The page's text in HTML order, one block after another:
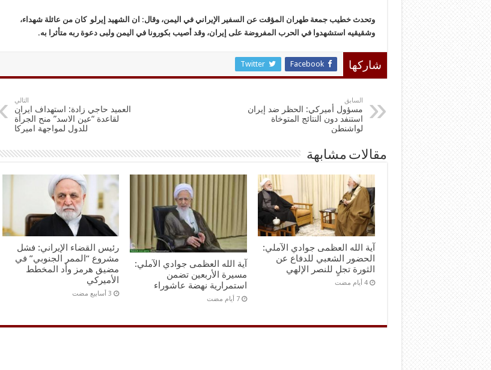
وتحدث خطيب جمعة طهران المؤقت عن السفير الإيراني في اليمن، وقال: ان الشهيد إيرلو كان من عائلة شهداء،
وشقيقيه استشهدوا في الحرب المفروضة على إيران، وقد أصيب بكورونا في اليمن ولبى دعوة ربه متأثرا به.
شاركها Facebook
Twitter
السابق
مسؤول أميركي: الحظر ضد إيران
استنفد دون النتائج المتوخاة
لواشنطن
التالي
العميد حاجي زادة: استهداف ايران
لقاعدة “عين الاسد” منح الجرأة
للدول لمواجهة اميركا
مقالات مشابهة
آية الله العظمى جوادي الآملي:
الحضور الشعبي للدفاع عن
الثورة تجلٍ للنصر الإلهي
‏4 أيام مضت
آية الله العظمى جوادي الآملي:
مسيرة الأربعين تضمن
استمرارية نهضة عاشوراء
‏7 أيام مضت
رئيس القضاء الإيراني: فشل
مشروع “الممر الجنوبي” في
مضيق هرمز وأد المخطط
الأميركي